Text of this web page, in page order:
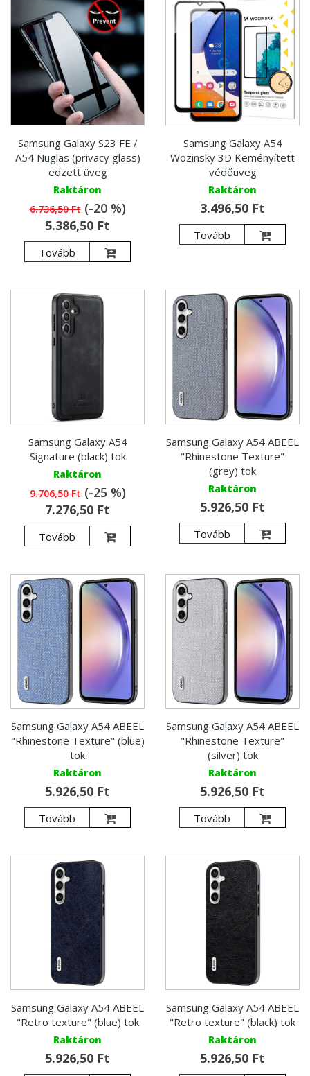
Samsung Galaxy S23 FE /
A54 Nuglas (privacy glass)
edzett üveg
Raktáron
6.736,50 Ft(-20 %)
5.386,50 Ft
Tovább
Samsung Galaxy A54
Wozinsky 3D Keményített
védőüveg
Raktáron
3.496,50 Ft
Tovább
Samsung Galaxy A54
Signature (black) tok
Raktáron
9.706,50 Ft(-25 %)
7.276,50 Ft
Tovább
Samsung Galaxy A54 ABEEL
"Rhinestone Texture"
(grey) tok
Raktáron
5.926,50 Ft
Tovább
Samsung Galaxy A54 ABEEL
"Rhinestone Texture" (blue)
tok
Raktáron
5.926,50 Ft
Tovább
Samsung Galaxy A54 ABEEL
"Rhinestone Texture"
(silver) tok
Raktáron
5.926,50 Ft
Tovább
Samsung Galaxy A54 ABEEL
"Retro texture" (blue) tok
Raktáron
5.926,50 Ft
Samsung Galaxy A54 ABEEL
"Retro texture" (black) tok
Raktáron
5.926,50 Ft